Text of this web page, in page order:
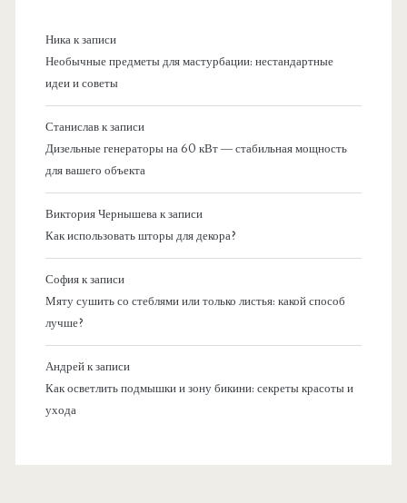
Никак записи
Необычные предметы для мастурбации: нестандартные
идеи и советы
Станиславк записи
Дизельные генераторы на 60 кВт — стабильная мощность
для вашего объекта
Виктория Чернышевак записи
Как использовать шторы для декора?
Софияк записи
Мяту сушить со стеблями или только листья: какой способ
лучше?
Андрейк записи
Как осветлить подмышки и зону бикини: секреты красоты и
ухода